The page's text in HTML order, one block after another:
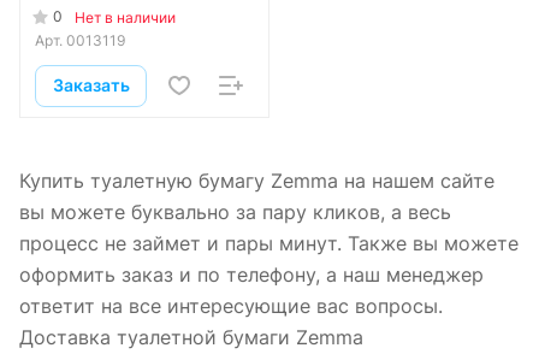
0
Нет в наличии
Арт. 0013119
Заказать
Купить туалетную бумагу Zemma на нашем сайте
вы можете буквально за пару кликов, а весь
процесс не займет и пары минут. Также вы можете
оформить заказ и по телефону, а наш менеджер
ответит на все интересующие вас вопросы.
Доставка туалетной бумаги Zemma